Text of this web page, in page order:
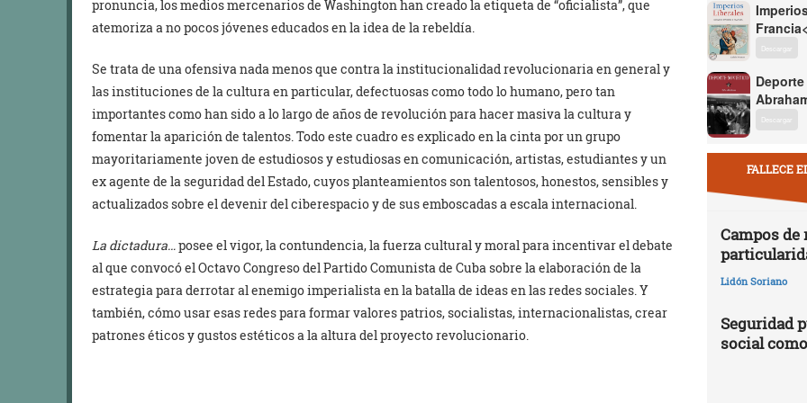
pronuncia, los medios mercenarios de Washington han creado la etiqueta de “oficialista”, que
atemoriza a no pocos jóvenes educados en la idea de la rebeldía.
Se trata de una ofensiva nada menos que contra la institucionalidad revolucionaria en general y
las instituciones de la cultura en particular, defectuosas como todo lo humano, pero tan
importantes como han sido a lo largo de años de revolución para hacer masiva la cultura y
fomentar la aparición de talentos. Todo este cuadro es explicado en la cinta por un grupo
mayoritariamente joven de estudiosos y estudiosas en comunicación, artistas, estudiantes y un
ex agente de la seguridad del Estado, cuyos planteamientos son talentosos, honestos, sensibles y
actualizados sobre el devenir del ciberespacio y de sus emboscadas a escala internacional.
La dictadura…posee el vigor, la contundencia, la fuerza cultural y moral para incentivar el debate
al que convocó el Octavo Congreso del Partido Comunista de Cuba sobre la elaboración de la
estrategia para derrotar al enemigo imperialista en la batalla de ideas en las redes sociales. Y
también, cómo usar esas redes para formar valores patrios, socialistas, internacionalistas, crear
patrones éticos y gustos estéticos a la altura del proyecto revolucionario.
Descargar
Descargar
FALLECE
Campos
Lidón Soriano
Seguridad
social